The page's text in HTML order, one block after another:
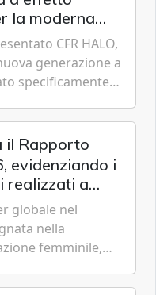
devono
tecnologica
la moderna
CFR HALO,
generazione a
specificamente
il Rapporto
evidenziando i
realizzati a
sociale,
globale nel
nella
femminile,